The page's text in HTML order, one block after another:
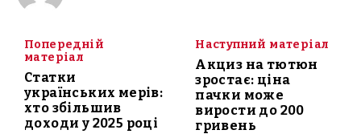
Попередній
матеріал
Статки
українських мерів:
хто збільшив
доходи у 2025 році
Наступний матеріал
Акциз на тютюн
зростає: ціна
пачки може
вирости до 200
гривень